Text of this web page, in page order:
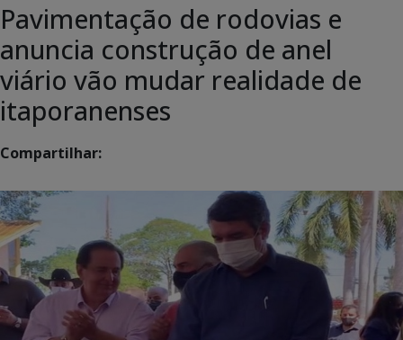
Pavimentação de rodovias e
anuncia construção de anel
viário vão mudar realidade de
itaporanenses
Compartilhar: